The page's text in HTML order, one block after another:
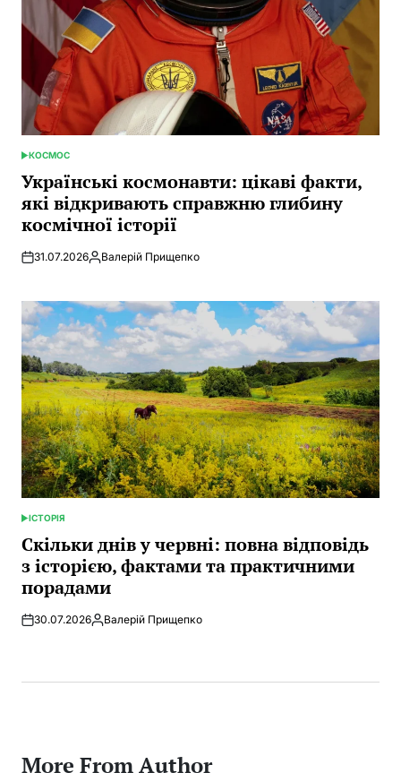
POSTED
IN
КОСМОС
Українські космонавти: цікаві факти,
які відкривають справжню глибину
космічної історії
31.07.2026Posted
Валерій Прищепко
POSTED
IN
ІСТОРІЯ
Скільки днів у червні: повна відповідь
з історією, фактами та практичними
порадами
30.07.2026Posted
Валерій Прищепко
More From Author